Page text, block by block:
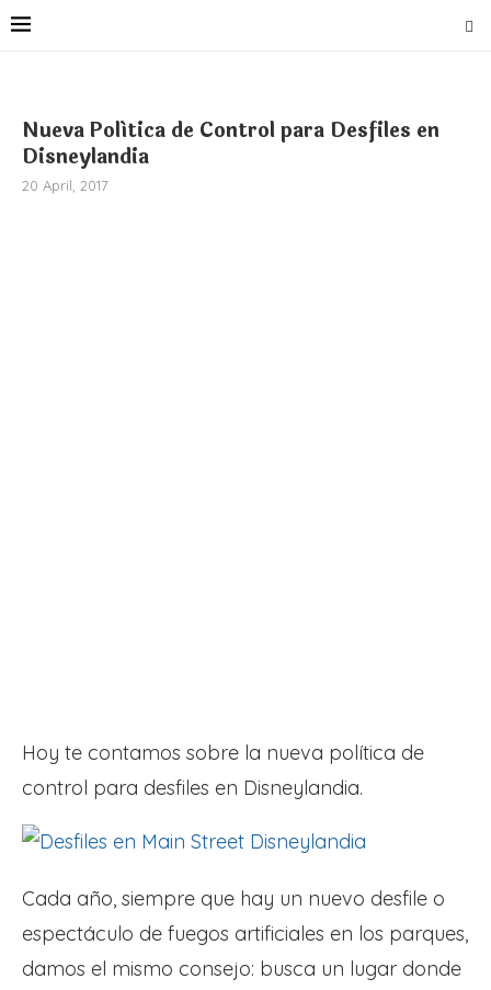
Nueva Política de Control para Desfiles en
Disneylandia
20 April, 2017
Hoy te contamos sobre la nueva política de
control para desfiles en Disneylandia.
Cada año, siempre que hay un nuevo desfile o
espectáculo de fuegos artificiales en los parques,
damos el mismo consejo: busca un lugar donde